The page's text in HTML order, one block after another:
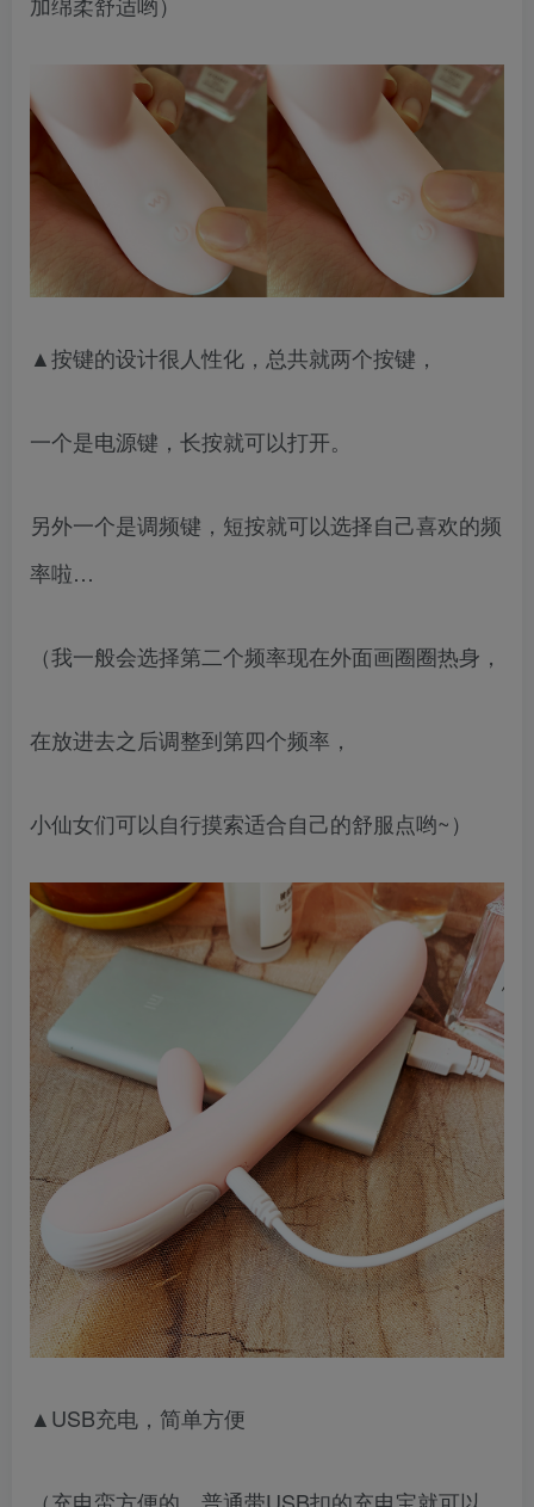
▲按键的设计很人性化，总共就两个按键，
一个是电源键，长按就可以打开。
另外一个是调频键，短按就可以选择自己喜欢的频
率啦…
（我一般会选择第二个频率现在外面画圈圈热身，
在放进去之后调整到第四个频率，
小仙女们可以自行摸索适合自己的舒服点哟~）
▲USB充电，简单方便
（充电蛮方便的，普通带USB扣的充电宝就可以